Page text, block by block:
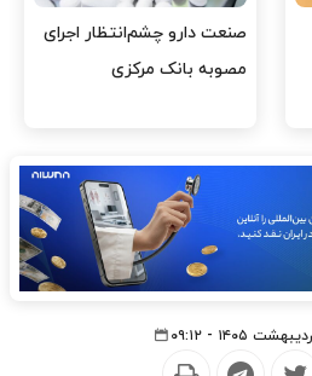
نسخه وزارت بهداشت برای
مهار پزشک‌نماهای